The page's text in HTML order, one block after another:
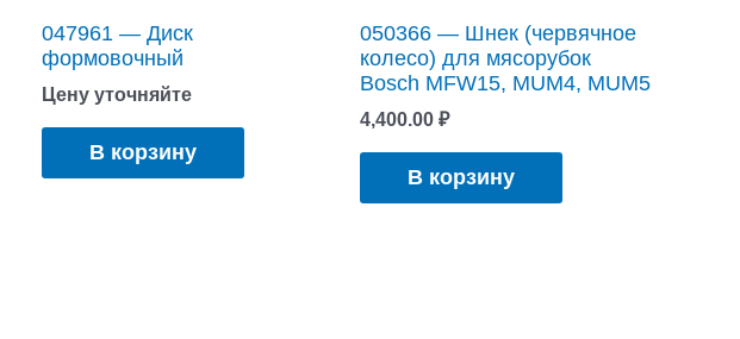
047961 — Диск
формовочный
Цену уточняйте
В корзину
050366 — Шнек (червячное
колесо) для мясорубок
Bosch MFW15, MUM4, MUM5
4,400.00 ₽
В корзину